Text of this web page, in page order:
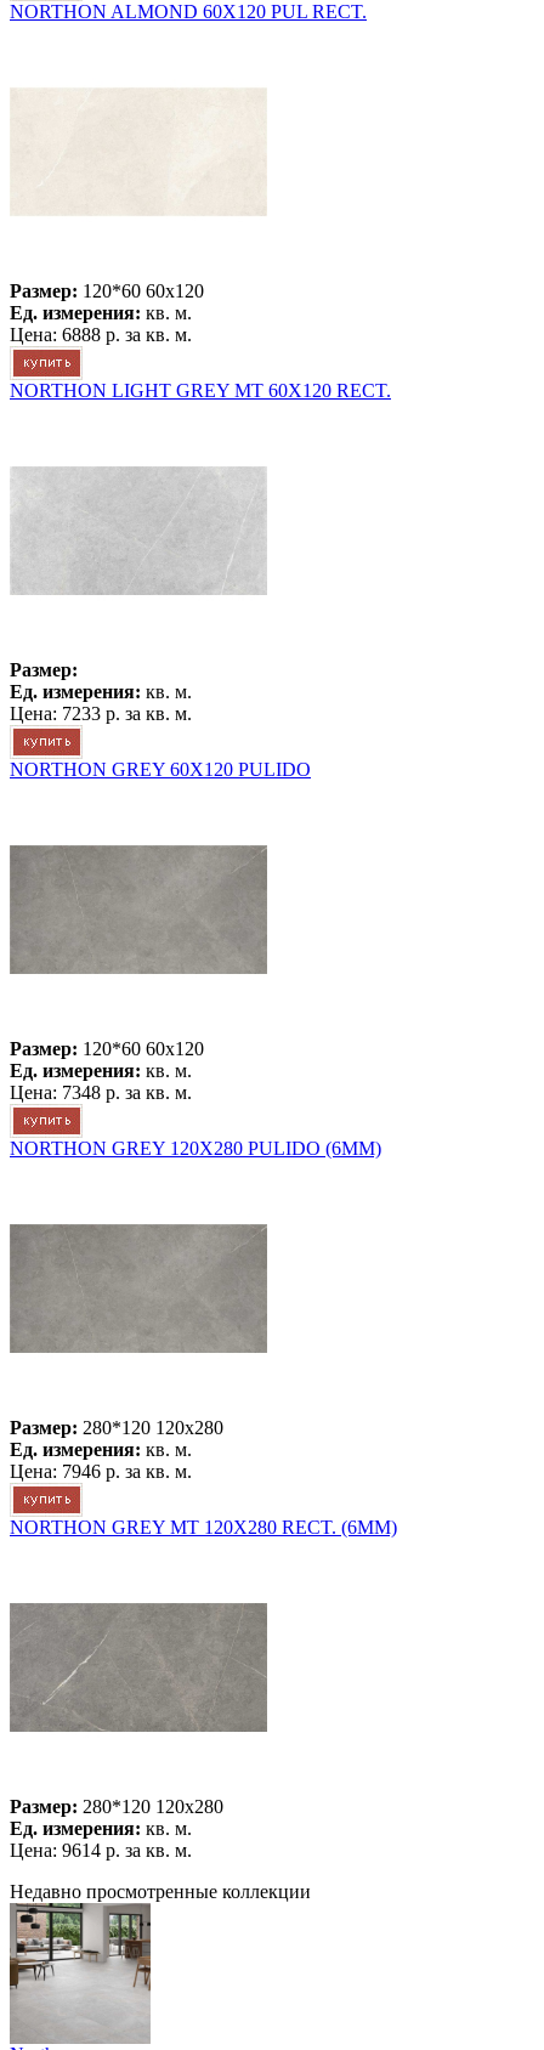
NORTHON ALMOND 60X120 PUL RECT.
Размер: 120*60 60x120
Ед. измерения: кв. м.
Цена: 6888 р. за кв. м.
NORTHON LIGHT GREY MT 60X120 RECT.
Размер:
Ед. измерения: кв. м.
Цена: 7233 р. за кв. м.
NORTHON GREY 60X120 PULIDO
Размер: 120*60 60x120
Ед. измерения: кв. м.
Цена: 7348 р. за кв. м.
NORTHON GREY 120X280 PULIDO (6MM)
Размер: 280*120 120x280
Ед. измерения: кв. м.
Цена: 7946 р. за кв. м.
NORTHON GREY MT 120X280 RECT. (6MM)
Размер: 280*120 120x280
Ед. измерения: кв. м.
Цена: 9614 р. за кв. м.
Недавно просмотренные коллекции